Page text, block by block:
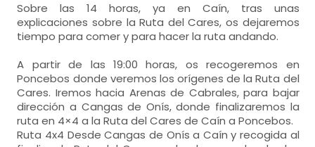
Sobre las 14 horas, ya en Caín, tras unas
explicaciones sobre la Ruta del Cares, os dejaremos
tiempo para comer y para hacer la ruta andando.
A partir de las 19:00 horas, os recogeremos en
Poncebos donde veremos los orígenes de la Ruta del
Cares. Iremos hacia Arenas de Cabrales, para bajar
dirección a Cangas de Onís, donde finalizaremos la
ruta en 4×4 a la Ruta del Cares de Caín a Poncebos.
Ruta 4x4 Desde Cangas de Onís a Caín y recogida al